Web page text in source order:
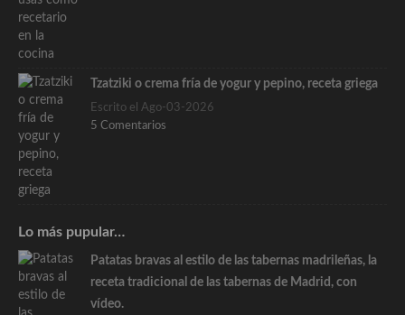
Tzatziki o crema fría de yogur y pepino, receta griega
Escrito el Ago-03-2026
5 Comentarios
Lo más pupular…
Patatas bravas al estilo de las tabernas madrileñas, la
receta tradicional de las tabernas de Madrid, con
vídeo.